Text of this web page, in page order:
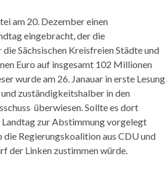
am 20. Dezember einen
eingebracht, der die
Sächsischen Kreisfreien Städte und
Euro auf insgesamt 102 Millionen
wurde am 26. Janauar in erste Lesung
zuständigkeitshalber in den
überwiesen. Sollte es dort
Landtag zur Abstimmung vorgelegt
die Regierungskoalition aus CDU und
der Linken zustimmen würde.